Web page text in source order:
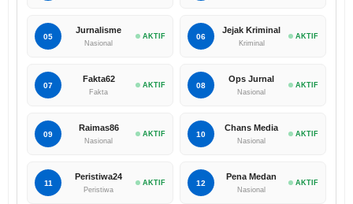
05
Jurnalisme
Nasional
AKTIF 06
Jejak Kriminal
Kriminal
AKTIF
07
Fakta62
Fakta
AKTIF 08
Ops Jurnal
Nasional
AKTIF
09
Raimas86
Nasional
AKTIF 10
Chans Media
Nasional
AKTIF
11
Peristiwa24
Peristiwa
AKTIF 12
Pena Medan
Nasional
AKTIF